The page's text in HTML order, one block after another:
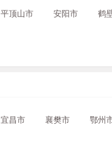
平顶山市 安阳市 鹤
宜昌市 襄樊市 鄂州